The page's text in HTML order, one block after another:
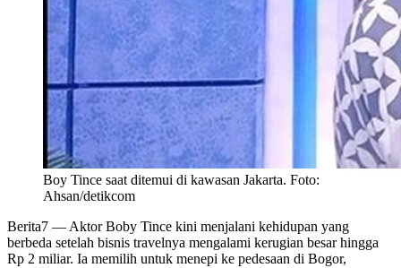
Boy Tince saat ditemui di kawasan Jakarta. Foto:
Ahsan/detikcom
Berita7 — Aktor Boby Tince kini menjalani kehidupan yang
berbeda setelah bisnis travelnya mengalami kerugian besar hingga
Rp 2 miliar. Ia memilih untuk menepi ke pedesaan di Bogor,